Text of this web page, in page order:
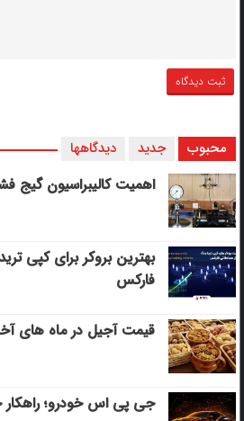
محبوب جدید دیدگاهها
اهمیت کالیبراسیون گیج
بهترین بروکر برای کپی‌
فارکس
قیمت آجیل در ماه های
جی پی اس خودرو؛ راهکار